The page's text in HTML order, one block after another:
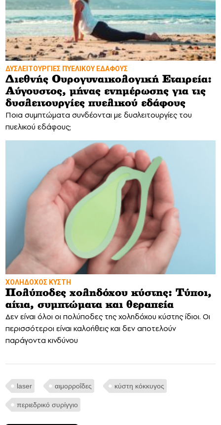
ΔΥΣΛΕΙΤΟΥΡΓΙΕΣ ΠΥΕΛΙΚΟΥ ΕΔΑΦΟΥΣ
Διεθνής Ουρογυναικολογική Εταιρεία:
Αύγουστος, μήνας ενημέρωσης για τις
δυσλειτουργίες πυελικού εδάφους
Ποια συμπτώματα συνδέονται με δυσλειτουργίες του
πυελικού εδάφους;
ΧΟΛΗΔΟΧΟΣ ΚΥΣΤΗ
Πολύποδες χοληδόχου κύστης: Τύποι,
αίτια, συμπτώματα και θεραπεία
Δεν είναι όλοι οι πολύποδες της χοληδόχου κύστης ίδιοι. Οι
περισσότεροι είναι καλοήθεις και δεν αποτελούν
παράγοντα κινδύνου
laser αιμορροΐδες κύστη κόκκυγος
περιεδρικό συρίγγιο